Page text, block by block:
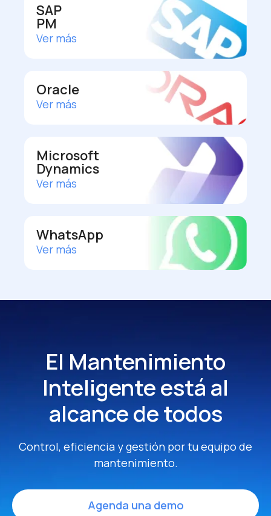
SAP
PM
Ver más
Oracle
Ver más
Microsoft
Dynamics
Ver más
WhatsApp
Ver más
El Mantenimiento
Inteligenteestá al
alcance de todos
Control, eficiencia y gestión por tu equipo de
mantenimiento.
Agenda una demo